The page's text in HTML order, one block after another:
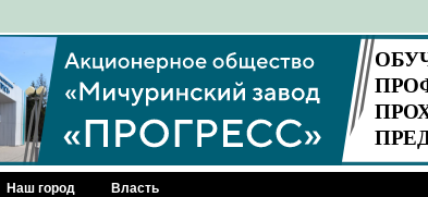
Наш город Власть